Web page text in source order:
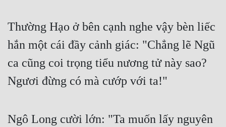
Xuyên Không
Điền Văn
Thường Hạo ở bên cạnh nghe vậy bèn liếc
hắn một cái đầy cảnh giác: "Chẳng lẽ Ngũ
ca cũng coi trọng tiểu nương tử này sao?
Ngươi đừng có mà cướp với ta!"
Ngô Long cười lớn: "Ta muốn lấy nguyên